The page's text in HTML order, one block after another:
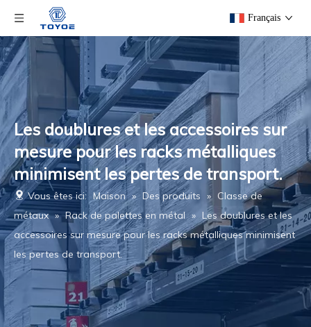
Français
Les doublures et les accessoires sur
mesure pour les racks métalliques
minimisent les pertes de transport.
Vous êtes ici: Maison » Des produits » Classe de
métaux » Rack de palettes en métal » Les doublures et les
accessoires sur mesure pour les racks métalliques minimisent
les pertes de transport.